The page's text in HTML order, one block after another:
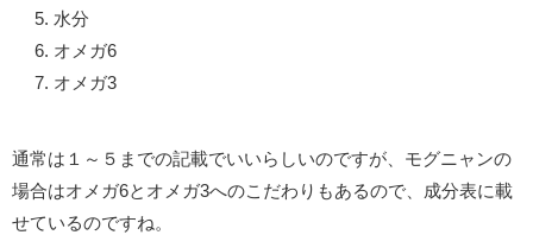
水分
オメガ6
オメガ3
通常は１～５までの記載でいいらしいのですが、モグニャンの
場合はオメガ6とオメガ3へのこだわりもあるので、成分表に載
せているのですね。